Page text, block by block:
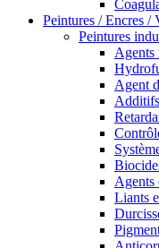
Peintures / Encres /
Peintures
Agents
Agent
Agents
Liants